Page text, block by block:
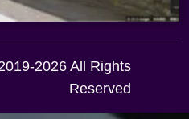
2026 All Rights
Reserved